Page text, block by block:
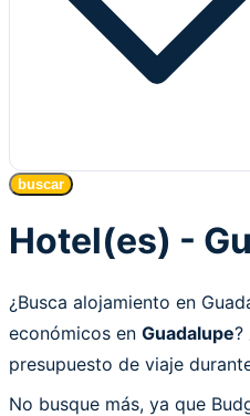
buscar
Hotel(es) -
¿Busca alojamiento en
económicos en Guadalupe?
presupuesto de viaje
No busque más, ya que